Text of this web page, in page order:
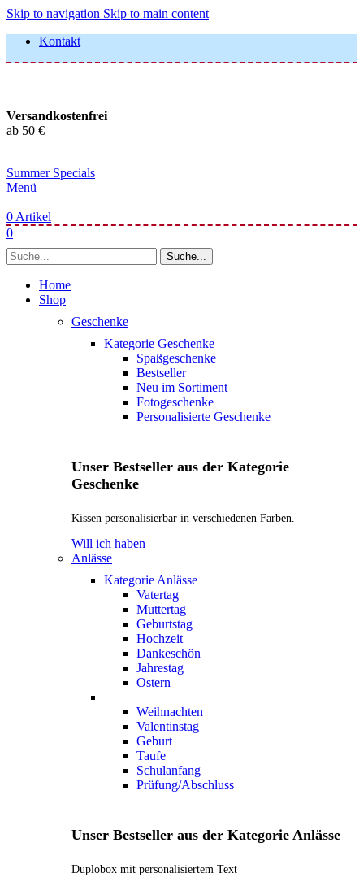
Skip to navigation Skip to main content
Kontakt
Versandkostenfrei
ab 50 €
Summer Specials
Menü
0 Artikel
0
Suche...
Home
Shop
Geschenke
Kategorie Geschenke
Spaßgeschenke
Bestseller
Neu im Sortiment
Fotogeschenke
Personalisierte Geschenke
Unser Bestseller aus der Kategorie
Geschenke
Kissen personalisierbar in verschiedenen Farben.
Will ich haben
Anlässe
Kategorie Anlässe
Vatertag
Muttertag
Geburtstag
Hochzeit
Dankeschön
Jahrestag
Ostern
Weihnachten
Valentinstag
Geburt
Taufe
Schulanfang
Prüfung/Abschluss
Unser Bestseller aus der Kategorie Anlässe
Duplobox mit personalisiertem Text